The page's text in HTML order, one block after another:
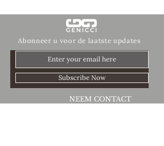
Abonneer u voor de laatste updates
Subscribe Now
NEEM CONTACT